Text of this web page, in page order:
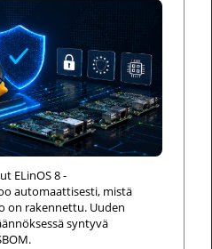
ELinOS 8 -
automaattisesti, mistä
on rakennettu. Uuden
syntyvä